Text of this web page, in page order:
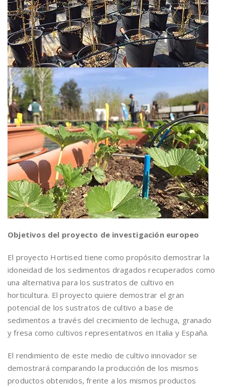
Objetivos del proyecto de investigación europeo
El proyecto Hortised tiene como propósito demostrar la
idoneidad de los sedimentos dragados recuperados como
una alternativa para los sustratos de cultivo en
horticultura. El proyecto quiere demostrar el gran
potencial de los sustratos de cultivo a base de
sedimentos a través del crecimiento de lechuga, granado
y fresa como cultivos representativos en Italia y España.
El rendimiento de este medio de cultivo innovador se
demostrará comparando la producción de los mismos
productos obtenidos, frente a los mismos productos